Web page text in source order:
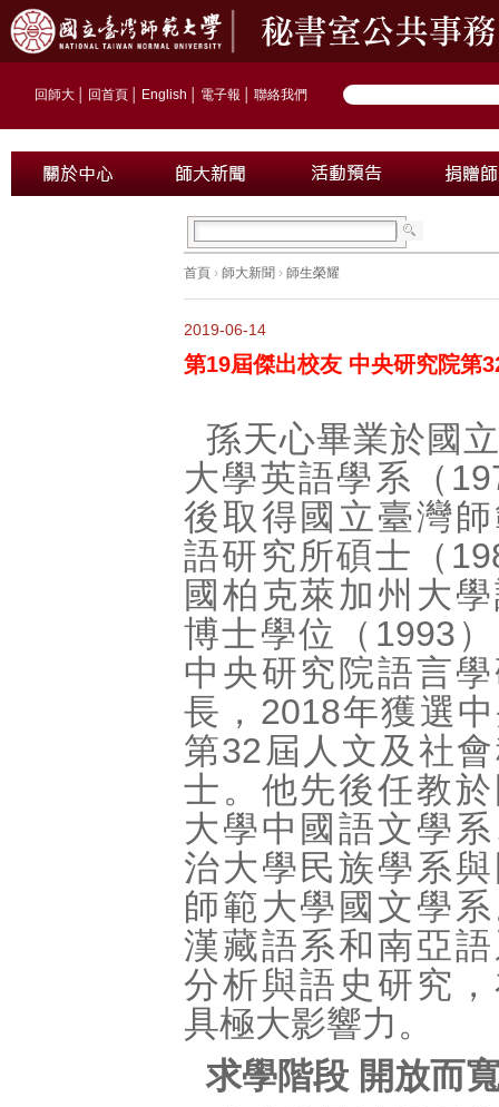
回師大 回首頁 English 電子報 聯絡我們
首頁 › 師大新聞 › 師生榮耀
2019-06-14
第19屆傑出校友 中央研究院第
孫天心畢業於國
大學英語學系（
後取得國立臺灣
語研究所碩士（
國柏克萊加州大
博士學位（1993
中央研究院語言
長，2018年獲選
第32屆人文及社
士。他先後任教
大學中國語文學
治大學民族學系
師範大學國文學
漢藏語系和南亞
分析與語史研究
具極大影響力。
求學階段 開放而